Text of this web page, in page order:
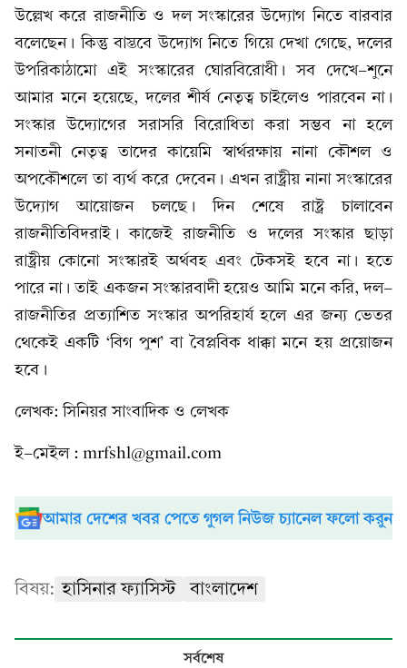
উল্লেখ করে রাজনীতি ও দল সংস্কারের উদ্যোগ নিতে বারবার
বলেছেন। কিন্তু বাস্তবে উদ্যোগ নিতে গিয়ে দেখা গেছে, দলের
উপরিকাঠামো এই সংস্কারের ঘোরবিরোধী। সব দেখে-শুনে
আমার মনে হয়েছে, দলের শীর্ষ নেতৃত্ব চাইলেও পারবেন না।
সংস্কার উদ্যোগের সরাসরি বিরোধিতা করা সম্ভব না হলে
সনাতনী নেতৃত্ব তাদের কায়েমি স্বার্থরক্ষায় নানা কৌশল ও
অপকৌশলে তা ব্যর্থ করে দেবেন। এখন রাষ্ট্রীয় নানা সংস্কারের
উদ্যোগ আয়োজন চলছে। দিন শেষে রাষ্ট্র চালাবেন
রাজনীতিবিদরাই। কাজেই রাজনীতি ও দলের সংস্কার ছাড়া
রাষ্ট্রীয় কোনো সংস্কারই অর্থবহ এবং টেকসই হবে না। হতে
পারে না। তাই একজন সংস্কারবাদী হয়েও আমি মনে করি, দল-
রাজনীতির প্রত্যাশিত সংস্কার অপরিহার্য হলে এর জন্য ভেতর
থেকেই একটি ‘বিগ পুশ’ বা বৈপ্লবিক ধাক্কা মনে হয় প্রয়োজন
হবে।
লেখক: সিনিয়র সাংবাদিক ও লেখক
ই-মেইল : mrfshl@gmail.com
আমার দেশের খবর পেতে গুগল নিউজ চ্যানেল ফলো করুন
বিষয়: হাসিনার ফ্যাসিস্ট বাংলাদেশ
সর্বশেষ